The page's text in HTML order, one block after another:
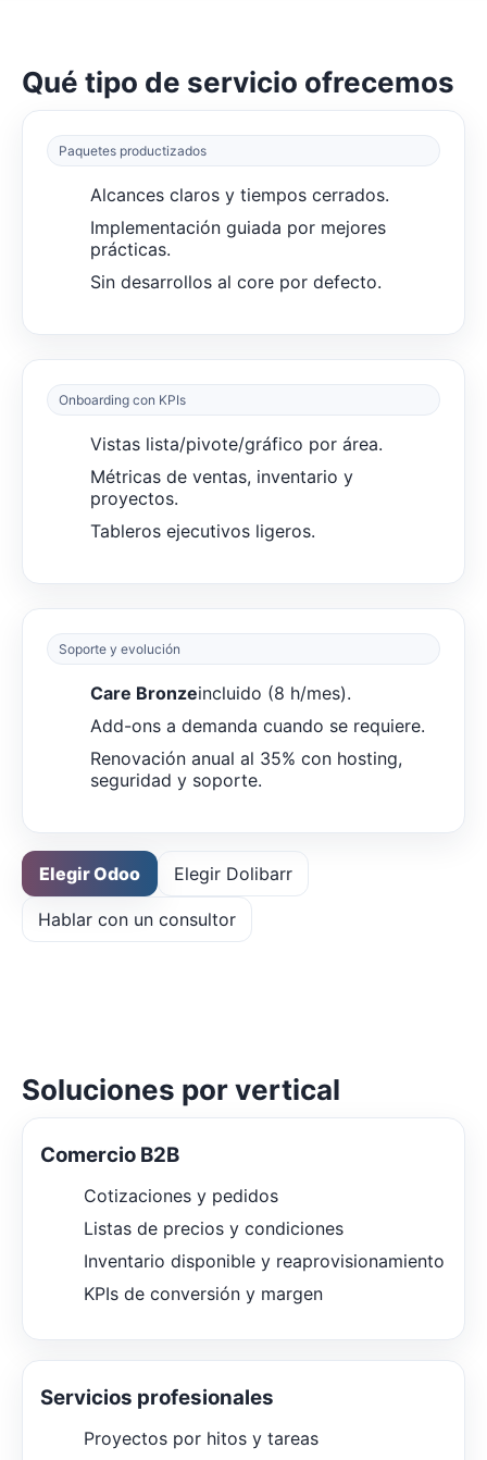
Qué tipo de servicio ofrecemos
Paquetes productizados
Alcances claros y tiempos cerrados.
Implementación guiada por mejores
prácticas.
Sin desarrollos al core por defecto.
Onboarding con KPIs
Vistas lista/pivote/gráfico por área.
Métricas de ventas, inventario y
proyectos.
Tableros ejecutivos ligeros.
Soporte y evolución
Care Bronzeincluido (8 h/mes).
Add-ons a demanda cuando se requiere.
Renovación anual al 35% con hosting,
seguridad y soporte.
Elegir Odoo Elegir Dolibarr
Hablar con un consultor
Soluciones por vertical
Comercio B2B
Cotizaciones y pedidos
Listas de precios y condiciones
Inventario disponible y reaprovisionamiento
KPIs de conversión y margen
Servicios profesionales
Proyectos por hitos y tareas